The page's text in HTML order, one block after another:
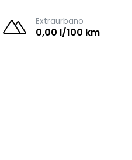
Extraurbano
0,00 l/100 km